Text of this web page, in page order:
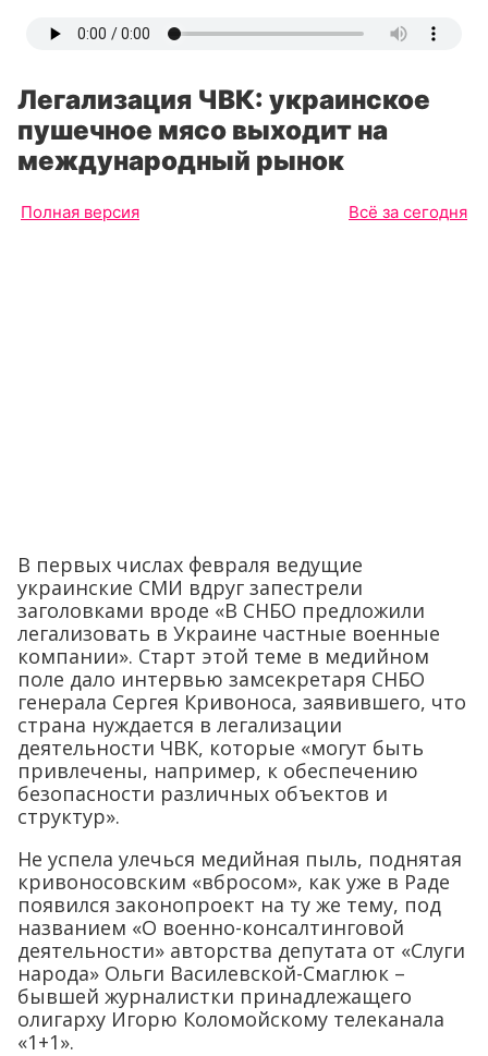
Легализация ЧВК: украинское
пушечное мясо выходит на
международный рынок
Полная версия Всё за сегодня
В первых числах февраля ведущие
украинские СМИ вдруг запестрели
заголовками вроде «В СНБО предложили
легализовать в Украине частные военные
компании». Старт этой теме в медийном
поле дало интервью замсекретаря СНБО
генерала Сергея Кривоноса, заявившего, что
страна нуждается в легализации
деятельности ЧВК, которые «могут быть
привлечены, например, к обеспечению
безопасности различных объектов и
структур».
Не успела улечься медийная пыль, поднятая
кривоносовским «вбросом», как уже в Раде
появился законопроект на ту же тему, под
названием «О военно-консалтинговой
деятельности» авторства депутата от «Слуги
народа» Ольги Василевской-Смаглюк –
бывшей журналистки принадлежащего
олигарху Игорю Коломойскому телеканала
«1+1».